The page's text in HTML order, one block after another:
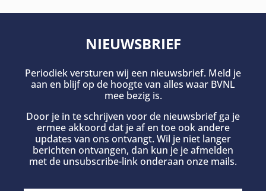
NIEUWSBRIEF
Periodiek versturen wij een nieuwsbrief. Meld je
aan en blijf op de hoogte van alles waar BVNL
mee bezig is.
Door je in te schrijven voor de nieuwsbrief ga je
ermee akkoord dat je af en toe ook andere
updates van ons ontvangt. Wil je niet langer
berichten ontvangen, dan kun je je afmelden
met de unsubscribe-link onderaan onze mails.